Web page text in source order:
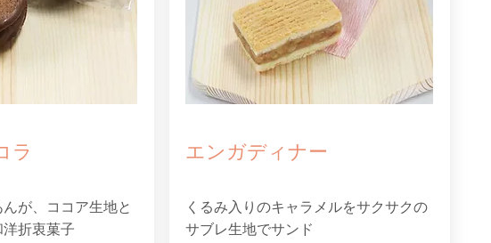
ラ
が、ココア生地と
折衷菓子
エンガディナー
くるみ入りのキャラメルをサクサクの
サブレ生地でサンド